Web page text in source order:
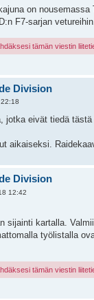
on
F7-sarjan
tämän viestin
Division
jotka eivät tiedä
aikaiseksi.
Division
12:42
sijainti kartalla.
työlistalla
tämän viestin